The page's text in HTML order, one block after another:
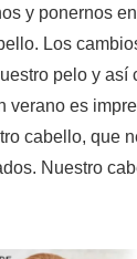
y ponernos
Los
pelo y así
verano es
cabello, que
Nuestro